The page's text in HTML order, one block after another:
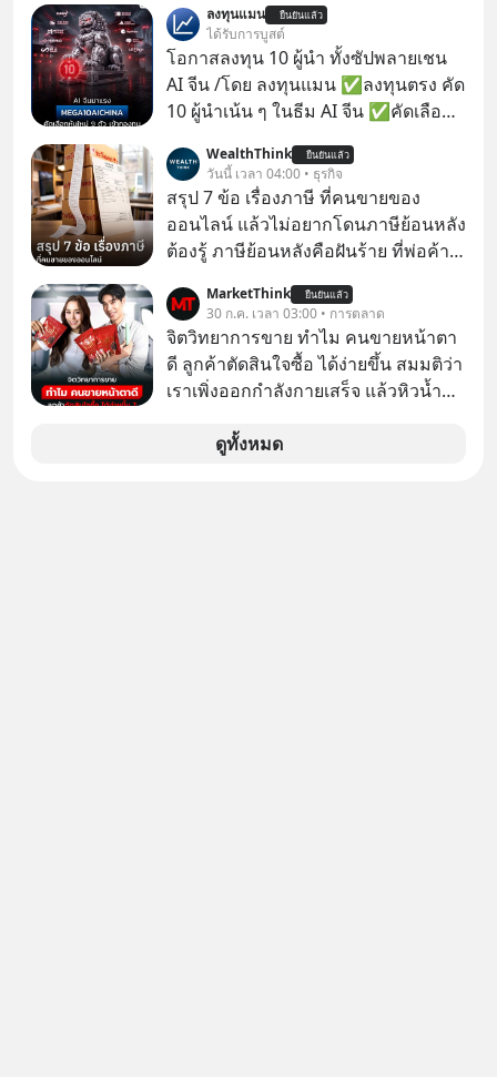
เห็นภาพความสำเร็จที่หรูหรา คอนเสิร์ต
สเกลใหญ่ระดับสเตเดียม และยอดขา
ยอัลบัมถล่มทลายจากวงตัวท็อปอย่าง
BTS, BLACKPINK หรือ SEVENTEEN
ลงทุนแมน ยืนยันแล้ว
ได้รับการบูสต์
โอกาสลงทุน 10 ผู้นำ ทั้งซัปพลายเชน
AI จีน /โดย ลงทุนแมน ✅ลงทุนตรง คัด
10 ผู้นำเน้น ๆ ในธีม AI จีน ✅คัดเลือก
เจ้าของผู้นำ AI จีน ตั้งแต่โรงงานผลิตชิป
หน่วยความจำ โมเดล AI ยันหุ่นยนต์
✅ได้การรับยกเว้นภาษี Capital Gain
ตามกฎหมายภาษีของประเทศไทย
WealthThink ยืนยันแล้ว
วันนี้ เวลา 04:00 • ธุรกิจ
สรุป 7 ข้อ เรื่องภาษี ที่คนขายของ
ออนไลน์ แล้วไม่อยากโดนภาษีย้อนหลัง
ต้องรู้ ภาษีย้อนหลังคือฝันร้าย ที่พ่อค้า
MarketThink ยืนยันแล้ว
30 ก.ค. เวลา 03:00 • การตลาด
จิตวิทยาการขาย ทำไม คนขายหน้าตา
ดี ลูกค้าตัดสินใจซื้อ ได้ง่ายขึ้น สมมติว่า
เราเพิ่งออกกำลังกายเสร็จ แล้วหิวน้ำ
ขายของเหมือนกันทุกอย่าง
ดูทั้งหมด